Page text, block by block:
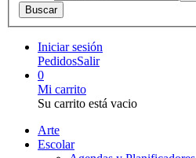
Iniciar sesión
PedidosSalir
0
Mi carrito
Su carrito está vacio
Arte
Escolar